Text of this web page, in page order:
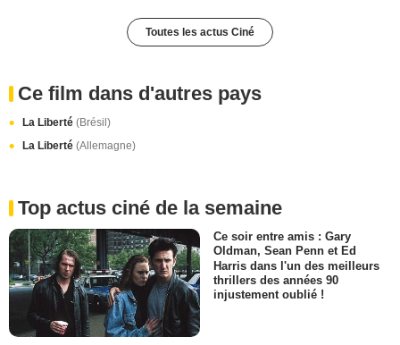
Toutes les actus Ciné
Ce film dans d'autres pays
La Liberté (Brésil)
La Liberté (Allemagne)
Top actus ciné de la semaine
Ce soir entre amis : Gary
Oldman, Sean Penn et Ed
Harris dans l'un des meilleurs
thrillers des années 90
injustement oublié !